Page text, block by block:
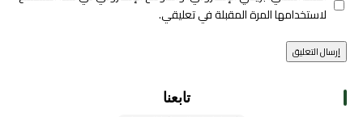
لاستخدامها المرة المقبلة في تعليقي.
تابعنا